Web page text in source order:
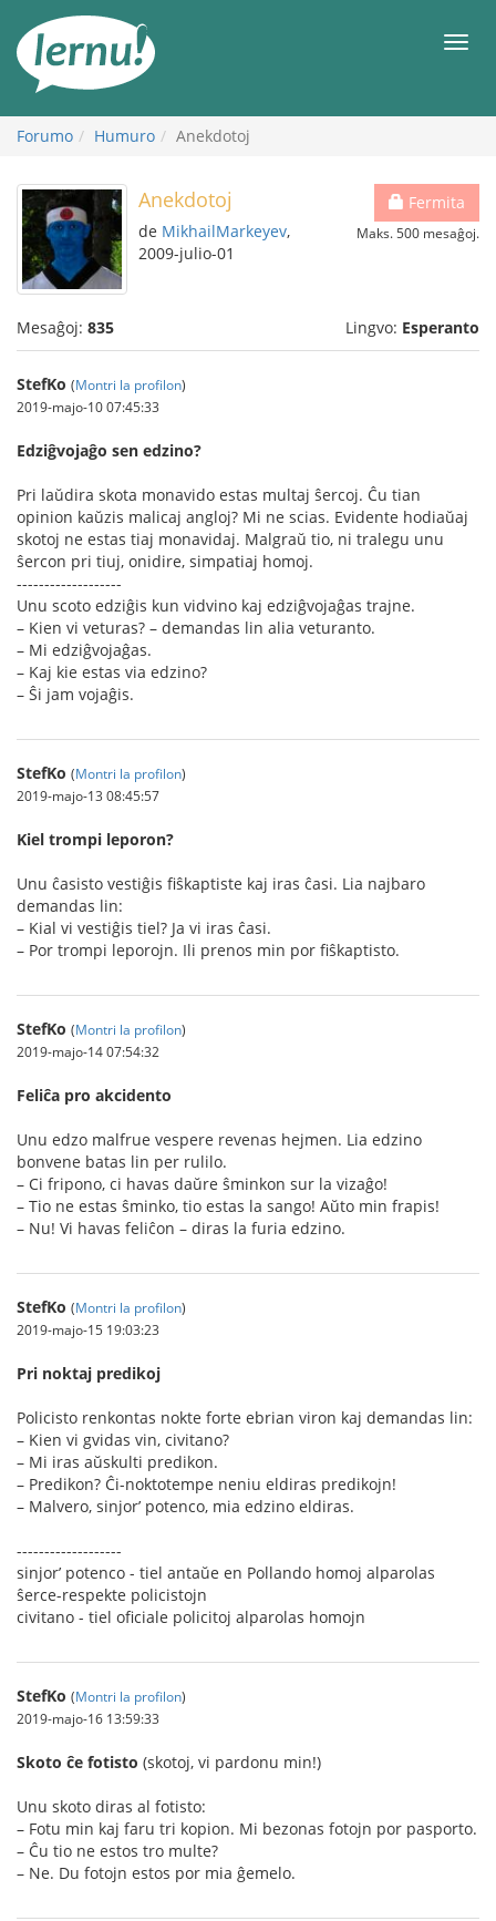
enhavo
Forumo Humuro Anekdotoj
Fermita
Maks. 500 mesaĝoj.
Anekdotoj
de MikhailMarkeyev,
2009-julio-01
Mesaĝoj: 835 Lingvo: Esperanto
StefKo (Montri la profilon)
2019-majo-10 07:45:33
Edziĝvojaĝo sen edzino?
Pri laŭdira skota monavido estas multaj ŝercoj. Ĉu tian
opinion kaŭzis malicaj angloj? Mi ne scias. Evidente hodiaŭaj
skotoj ne estas tiaj monavidaj. Malgraŭ tio, ni tralegu unu
ŝercon pri tiuj, onidire, simpatiaj homoj.
-------------------
Unu scoto edziĝis kun vidvino kaj edziĝvojaĝas trajne.
– Kien vi veturas? – demandas lin alia veturanto.
– Mi edziĝvojaĝas.
– Kaj kie estas via edzino?
– Ŝi jam vojaĝis.
StefKo (Montri la profilon)
2019-majo-13 08:45:57
Kiel trompi leporon?
Unu ĉasisto vestiĝis fiŝkaptiste kaj iras ĉasi. Lia najbaro
demandas lin:
– Kial vi vestiĝis tiel? Ja vi iras ĉasi.
– Por trompi leporojn. Ili prenos min por fiŝkaptisto.
StefKo (Montri la profilon)
2019-majo-14 07:54:32
Feliĉa pro akcidento
Unu edzo malfrue vespere revenas hejmen. Lia edzino
bonvene batas lin per rulilo.
– Ci fripono, ci havas daŭre ŝminkon sur la vizaĝo!
– Tio ne estas ŝminko, tio estas la sango! Aŭto min frapis!
– Nu! Vi havas feliĉon – diras la furia edzino.
StefKo (Montri la profilon)
2019-majo-15 19:03:23
Pri noktaj predikoj
Policisto renkontas nokte forte ebrian viron kaj demandas lin:
– Kien vi gvidas vin, civitano?
– Mi iras aŭskulti predikon.
– Predikon? Ĉi-noktotempe neniu eldiras predikojn!
– Malvero, sinjor’ potenco, mia edzino eldiras.
-------------------
sinjor’ potenco - tiel antaŭe en Pollando homoj alparolas
ŝerce-respekte policistojn
civitano - tiel oficiale policitoj alparolas homojn
StefKo (Montri la profilon)
2019-majo-16 13:59:33
Skoto ĉe fotisto (skotoj, vi pardonu min!)
Unu skoto diras al fotisto:
– Fotu min kaj faru tri kopion. Mi bezonas fotojn por pasporto.
– Ĉu tio ne estos tro multe?
– Ne. Du fotojn estos por mia ĝemelo.